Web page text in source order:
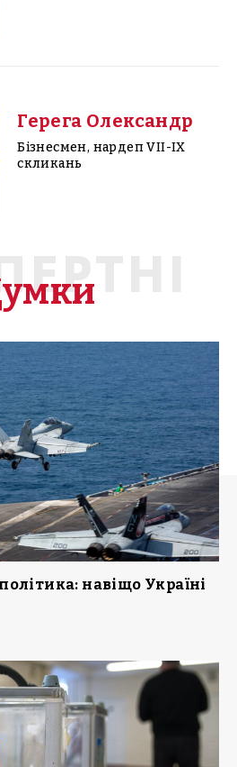
Герега Олександр
Бізнесмен, нардеп VII-IX
скликань
навіщо Україні